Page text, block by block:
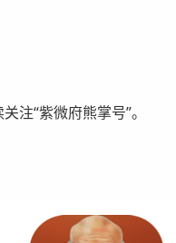
注“紫微府熊掌号”。